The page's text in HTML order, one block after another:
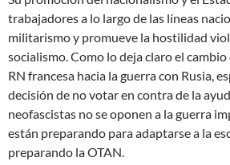
trabajadores a lo largo de las líneas
militarismo y promueve la hostilidad
socialismo. Como lo deja claro el
RN francesa hacia la guerra con Rusia,
decisión de no votar en contra de la
neofascistas no se oponen a la guerra
están preparando para adaptarse a la
preparando la OTAN.